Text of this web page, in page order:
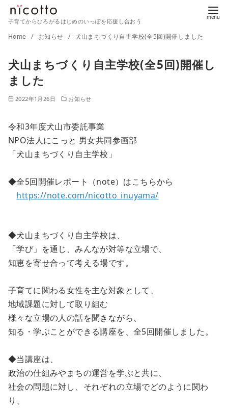
子育てからひろがるはじめのいっぽを応援し合おう
Home お知らせ 犬山まちづくり自主学校(全5回)開催しました
犬山まちづくり自主学校(全5回)開催し
ました
2022年1月26日 お知らせ
令和3年度犬山市委託事業
NPO法人にこっと 男女共同参画部
「犬山まちづくり自主学校」
◆全5回開催レポート（note）はこちらから
https://note.com/nicotto_inuyama/
◆犬山まちづくり自主学校は、
「学び」を通じ、みんなが対等な立場で、
知恵を寄せ合って考える場です。
子育てに関わる女性を主な対象として、
地域課題に対して取り組む
様々な立場の人の話を聞きながら、
知る・学ぶことができる講座を、全5回開催しました。
◆当講座は、
政治の仕組みやまちの運営を学ぶと共に、
社会の問題に対し、それぞれの立場でどのように関わ
り、